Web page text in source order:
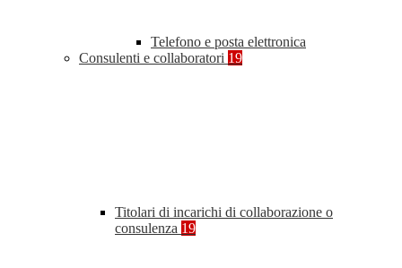
Telefono e posta elettronica
Consulenti e collaboratori 19
Titolari di incarichi di collaborazione o
consulenza 19